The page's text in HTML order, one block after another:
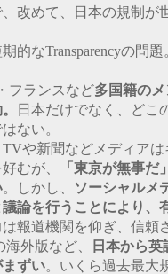
改めて、日本の規制が
的なTransparencyの問題
フランスなど多国籍の
日本だけでなく、どこ
ない。
TVや新聞などメディア
むが、
「東京が無事
。しかし、
ソーシャルメ
論を行うことにより、
報道機関を仰ぎ、信頼
外版など、
日本から
ずい。いくら過去最大